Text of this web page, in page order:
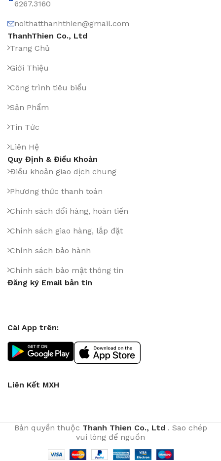
6267.3160
noithatthanhthien@gmail.com
ThanhThien Co., Ltd
Trang Chủ
Giới Thiệu
Công trình tiêu biểu
Sản Phẩm
Tin Tức
Liên Hệ
Quy Định & Điều Khoản
Điều khoản giao dịch chung
Phương thức thanh toán
Chính sách đổi hàng, hoàn tiền
Chính sách giao hàng, lắp đặt
Chính sách bảo hành
Chính sách bảo mật thông tin
Đăng ký Email bản tin
Cài App trên:
Liên Kết MXH
Bản quyền thuộc Thanh Thien Co., Ltd. Sao chép
vui lòng để nguồn